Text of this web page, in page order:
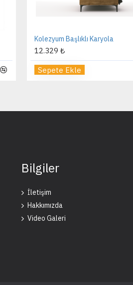
Kolezyum Başlıklı Karyola
12.329 ₺
Sepete Ekle
Bilgiler
İletişim
Hakkımızda
Video Galeri